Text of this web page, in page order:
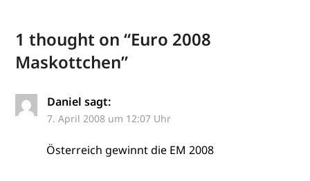
1 thought on “Euro 2008
Maskottchen”
Daniel sagt:
7. April 2008 um 12:07 Uhr
Österreich gewinnt die EM 2008